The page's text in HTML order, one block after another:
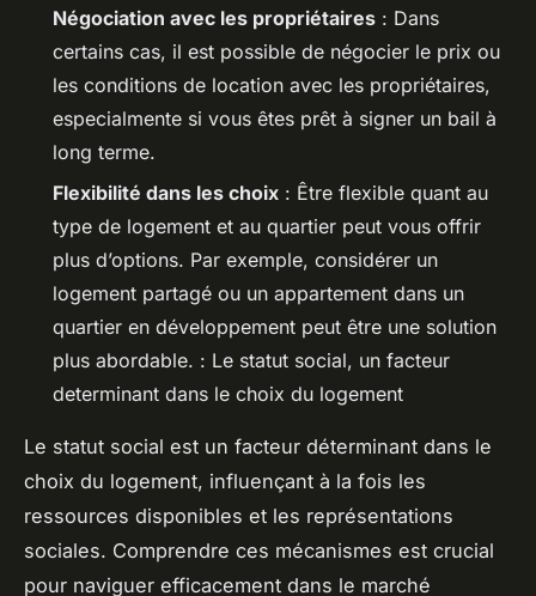
Négociation avec les propriétaires : Dans
certains cas, il est possible de négocier le prix ou
les conditions de location avec les propriétaires,
especialmente si vous êtes prêt à signer un bail à
long terme.
Flexibilité dans les choix : Être flexible quant au
type de logement et au quartier peut vous offrir
plus d’options. Par exemple, considérer un
logement partagé ou un appartement dans un
quartier en développement peut être une solution
plus abordable. : Le statut social, un facteur
determinant dans le choix du logement
Le statut social est un facteur déterminant dans le
choix du logement, influençant à la fois les
ressources disponibles et les représentations
sociales. Comprendre ces mécanismes est crucial
pour naviguer efficacement dans le marché